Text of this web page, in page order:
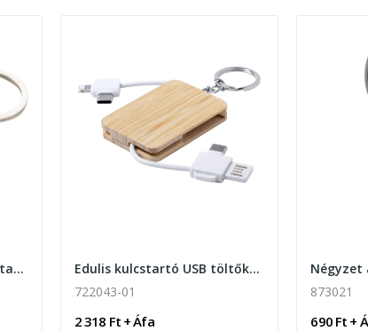
Pukke Fém és PU bőr kulcstartó
Edulis kulcstartó USB töltőkábellel
722043-01
2 318 Ft + Áfa
873021
690 Ft +